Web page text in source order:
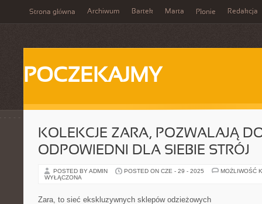
Strona główna Archiwum Bartek Marta Płonie Redakcja
POCZEKAJMY
KOLEKCJE ZARA, POZWALAJĄ
ODPOWIEDNI DLA SIEBIE STRÓJ
POSTED BY ADMIN POSTED ON CZE - 29 - 2025
MOŻLIWOŚĆ
WYŁĄCZONA
Zara, to sieć ekskluzywnych sklepów odzieżowych